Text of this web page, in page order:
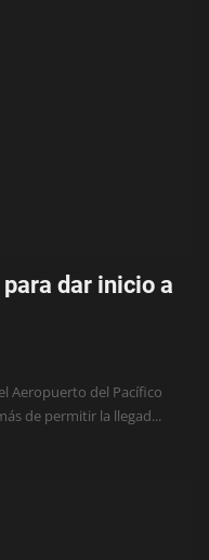
dar inicio a
Aeropuerto del Pacífico
de permitir la llegad...